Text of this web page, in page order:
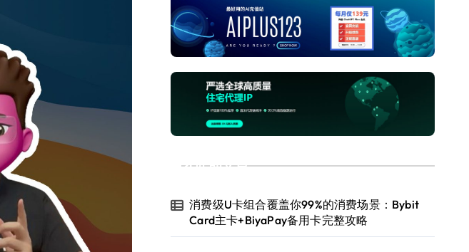
近期文章
消费级U卡组合覆盖你99%的消费场景：Bybit
Card主卡+BiyaPay备用卡完整攻略